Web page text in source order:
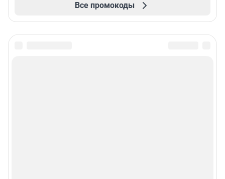
Все промокоды